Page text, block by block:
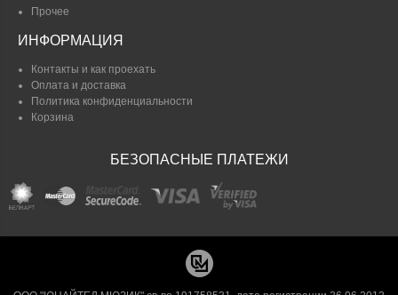
Прочее
ИНФОРМАЦИЯ
Контакты и как проехать
Оплата и доставка
Политика конфиденциальности
Корзина
БЕЗОПАСНЫЕ ПЛАТЕЖИ